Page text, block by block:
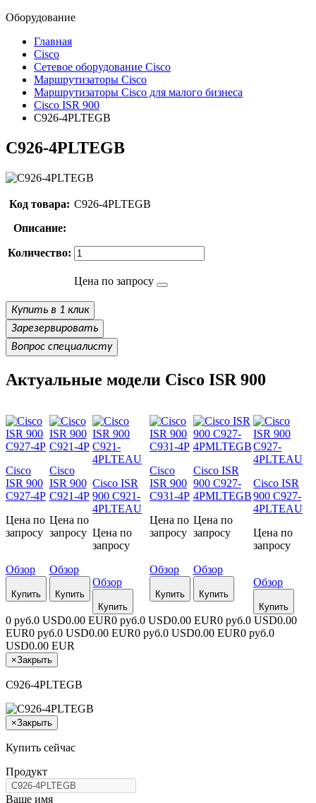
Оборудование
Главная
Cisco
Сетевое оборудование Cisco
Маршрутизаторы Cisco
Маршрутизаторы Cisco для малого бизнеса
Cisco ISR 900
C926-4PLTEGB
C926-4PLTEGB
Код товара: C926-4PLTEGB
Описание:
Количество:
Цена по запросу
Купить в 1 клик
Зарезервировать
Вопрос специалисту
Актуальные модели Cisco ISR 900
Cisco
ISR 900
C927-4P
Цена по
запросу
Обзор
Купить
Cisco
ISR 900
C921-4P
Цена по
запросу
Обзор
Купить
Cisco ISR
900 C921-
4PLTEAU
Цена по
запросу
Обзор
Купить
Cisco
ISR 900
C931-4P
Цена по
запросу
Обзор
Купить
Cisco ISR
900 C927-
4PMLTEGB
Цена по
запросу
Обзор
Купить
Cisco ISR
900 C927-
4PLTEAU
Цена по
запросу
Обзор
Купить
0 руб.0 USD0.00 EUR0 руб.0 USD0.00 EUR0 руб.0 USD0.00
EUR0 руб.0 USD0.00 EUR0 руб.0 USD0.00 EUR0 руб.0
USD0.00 EUR
×Закрыть
C926-4PLTEGB
×Закрыть
Купить сейчас
Продукт
Ваше имя